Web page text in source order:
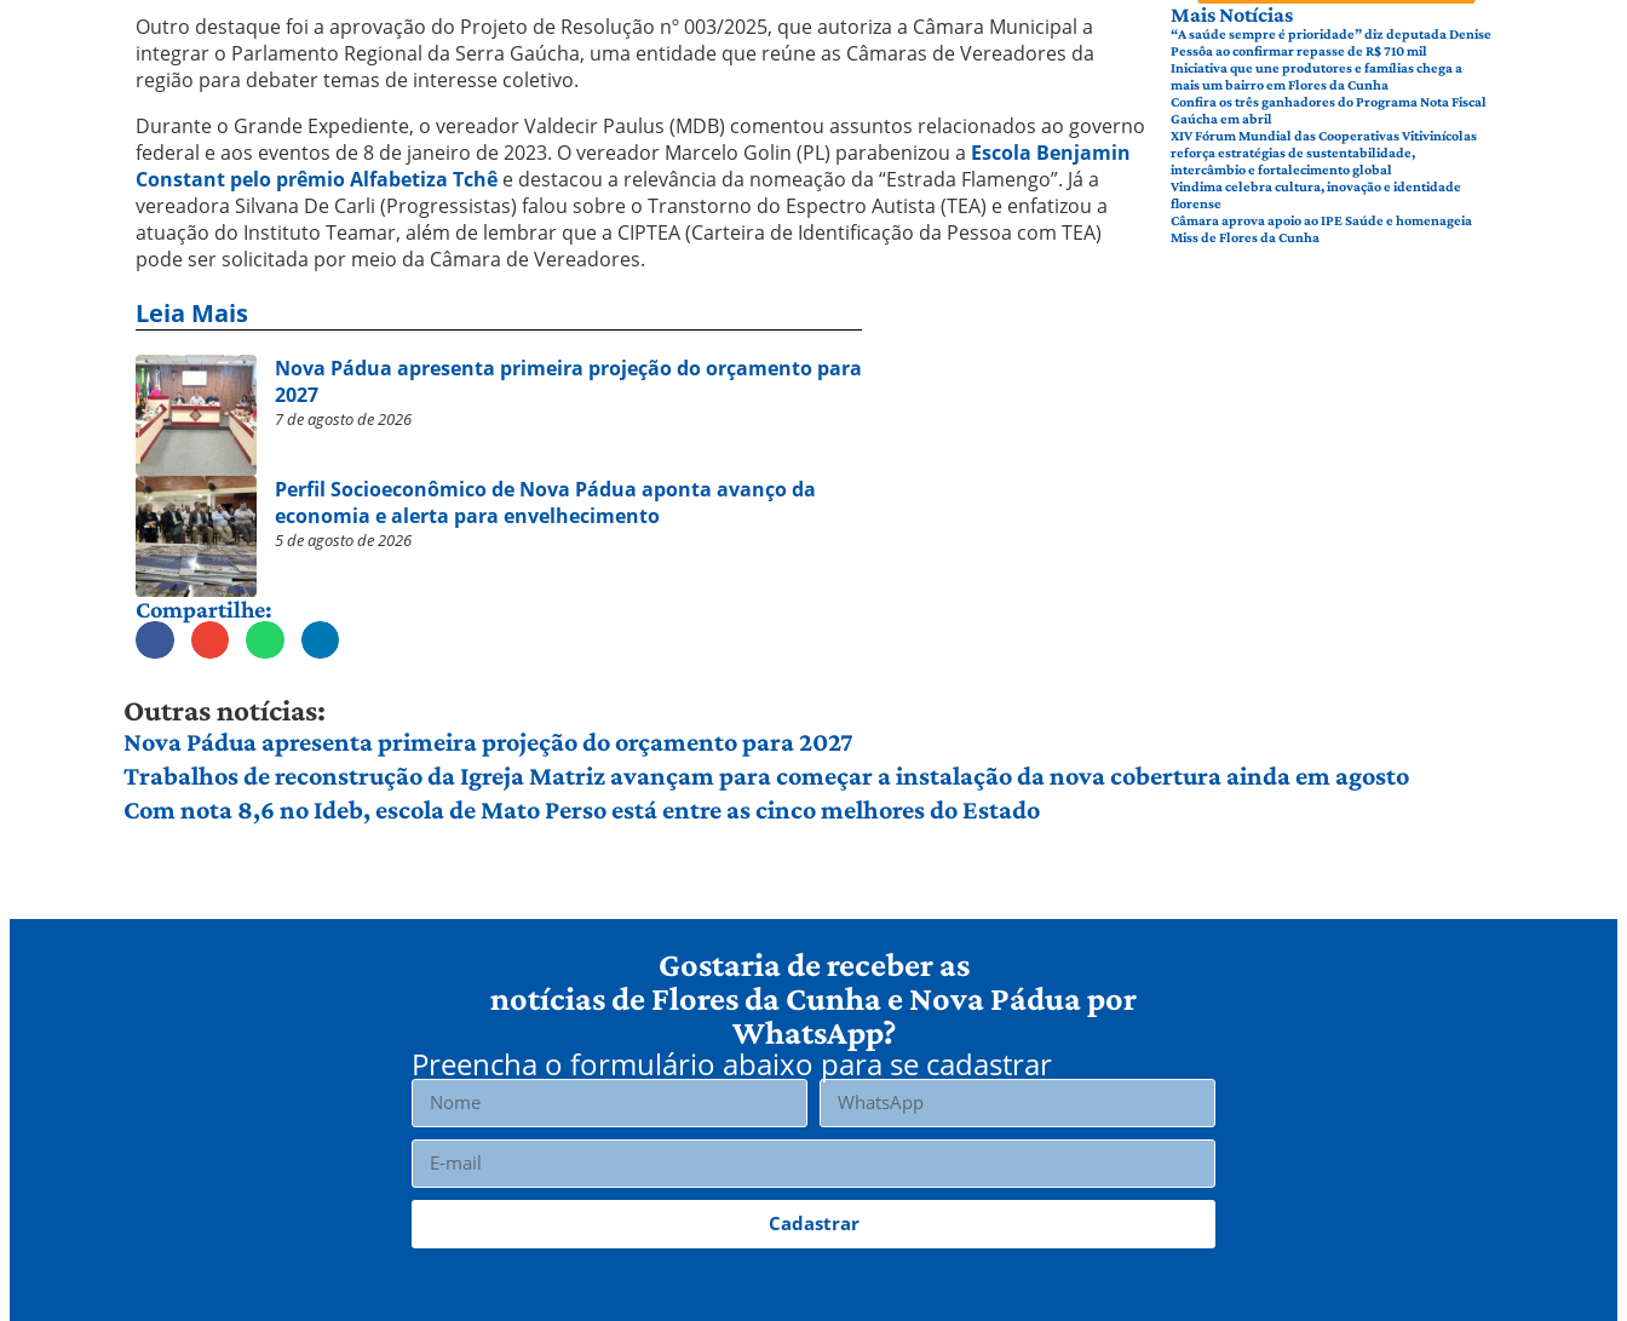
Outro destaque foi a aprovação do Projeto de Resolução nº 003/2025, que autoriza a Câmara Municipal a
integrar o Parlamento Regional da Serra Gaúcha, uma entidade que reúne as Câmaras de Vereadores da
região para debater temas de interesse coletivo.
Durante o Grande Expediente, o vereador Valdecir Paulus (MDB) comentou assuntos relacionados ao governo
federal e aos eventos de 8 de janeiro de 2023. O vereador Marcelo Golin (PL) parabenizou a Escola Benjamin
Constant pelo prêmio Alfabetiza Tchê e destacou a relevância da nomeação da “Estrada Flamengo”. Já a
vereadora Silvana De Carli (Progressistas) falou sobre o Transtorno do Espectro Autista (TEA) e enfatizou a
atuação do Instituto Teamar, além de lembrar que a CIPTEA (Carteira de Identificação da Pessoa com TEA)
pode ser solicitada por meio da Câmara de Vereadores.
Leia Mais
Nova Pádua apresenta primeira projeção do orçamento para
2027
7 de agosto de 2026
Perfil Socioeconômico de Nova Pádua aponta avanço da
economia e alerta para envelhecimento
5 de agosto de 2026
Compartilhe:
Mais Notícias
“A saúde sempre é prioridade” diz deputada Denise
Pessôa ao confirmar repasse de R$ 710 mil
Iniciativa que une produtores e famílias chega a
mais um bairro em Flores da Cunha
Confira os três ganhadores do Programa Nota Fiscal
Gaúcha em abril
XIV Fórum Mundial das Cooperativas Vitivinícolas
reforça estratégias de sustentabilidade,
intercâmbio e fortalecimento global
Vindima celebra cultura, inovação e identidade
florense
Câmara aprova apoio ao IPE Saúde e homenageia
Miss de Flores da Cunha
Outras notícias:
Nova Pádua apresenta primeira projeção do orçamento para 2027
Trabalhos de reconstrução da Igreja Matriz avançam para começar a instalação da nova cobertura ainda em agosto
Com nota 8,6 no Ideb, escola de Mato Perso está entre as cinco melhores do Estado
Gostaria de receber as
notícias de Flores da Cunha e Nova Pádua por
WhatsApp?
Preencha o formulário abaixo para se cadastrar
Cadastrar